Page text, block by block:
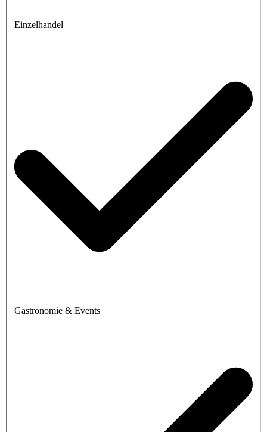
Einzelhandel
Gastronomie & Events